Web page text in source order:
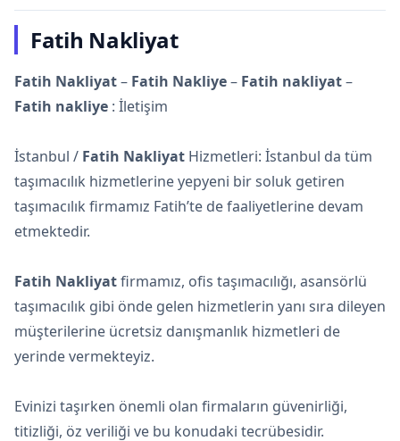
Fatih Nakliyat
Fatih Nakliyat– Fatih Nakliye– Fatih nakliyat–
Fatih nakliye : İletişim
İstanbul / Fatih Nakliyat Hizmetleri: İstanbul da tüm
taşımacılık hizmetlerine yepyeni bir soluk getiren
taşımacılık firmamız Fatih’te de faaliyetlerine devam
etmektedir.
Fatih Nakliyatfirmamız, ofis taşımacılığı, asansörlü
taşımacılık gibi önde gelen hizmetlerin yanı sıra dileyen
müşterilerine ücretsiz danışmanlık hizmetleri de
yerinde vermekteyiz.
Evinizi taşırken önemli olan firmaların güvenirliği,
titizliği, öz veriliği ve bu konudaki tecrübesidir.